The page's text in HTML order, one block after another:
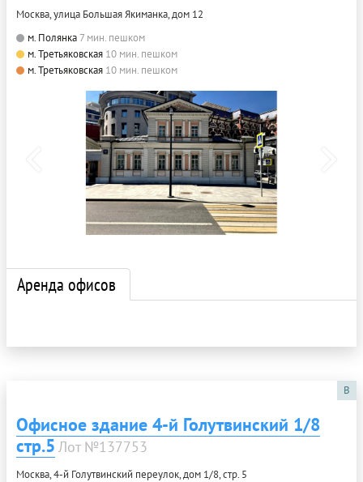
Москва, улица Большая Якиманка, дом 12
м. Полянка 7 мин. пешком
м. Третьяковская 10 мин. пешком
м. Третьяковская 10 мин. пешком
Аренда офисов
B
Офисное здание 4-й Голутвинский 1/8
стр.5 Лот №137753
Москва, 4-й Голутвинский переулок, дом 1/8, стр. 5